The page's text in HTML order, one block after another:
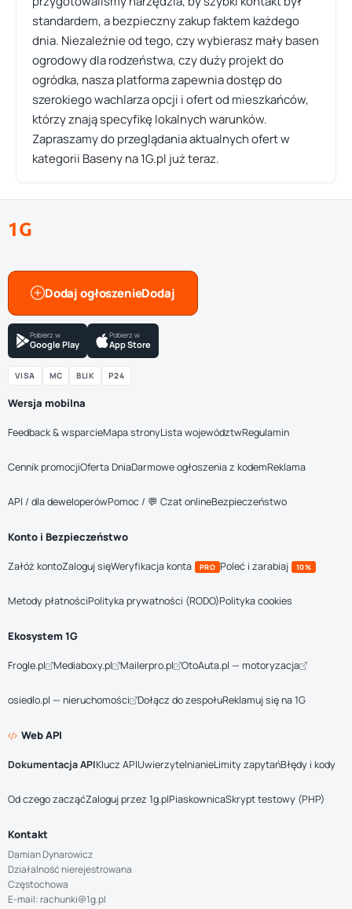
standardem, a bezpieczny zakup faktem każdego
dnia. Niezależnie od tego, czy wybierasz mały basen
ogrodowy dla rodzeństwa, czy duży projekt do
ogródka, nasza platforma zapewnia dostęp do
szerokiego wachlarza opcji i ofert od mieszkańców,
którzy znają specyfikę lokalnych warunków.
Zapraszamy do przeglądania aktualnych ofert w
kategorii Baseny na 1G.pl już teraz.
1G
Dodaj ogłoszenie
Pobierz w
Google Play
Pobierz w
App Store
VISA MC BLIK P24
Wersja mobilna
Feedback & wsparcieMapa stronyLista województwRegulamin
Cennik promocjiOferta DniaDarmowe ogłoszenia z kodemReklama
API / dla deweloperówPomoc / 💬 Czat onlineBezpieczeństwo
Konto i Bezpieczeństwo
Załóż kontoZaloguj sięWeryfikacja konta PRO Poleć i zarabiaj 10%
Metody płatnościPolityka prywatności (RODO)Polityka cookies
Ekosystem 1G
Frogle.pl Mediaboxy.pl Mailerpro.pl OtoAuta.pl — motoryzacja
osiedlo.pl — nieruchomości Dołącz do zespołuReklamuj się na 1G
Web API
Dokumentacja APIKlucz APIUwierzytelnianieLimity zapytańBłędy i kody
Od czego zacząćZaloguj przez 1g.plPiaskownicaSkrypt testowy (PHP)
Kontakt
Damian Dynarowicz
Działalność nierejestrowana
Częstochowa
E-mail: rachunki@1g.pl